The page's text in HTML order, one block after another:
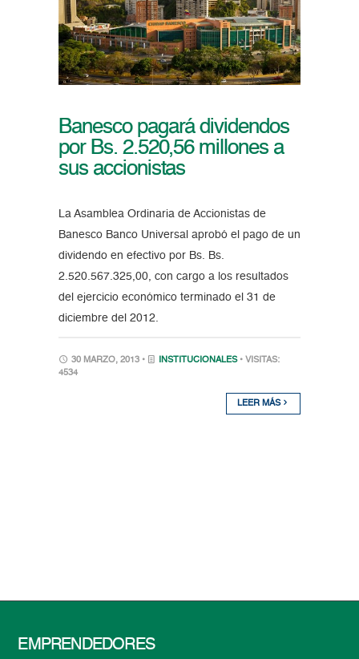
Banesco pagará dividendos
por Bs. 2.520,56 millones a
sus accionistas
La Asamblea Ordinaria de Accionistas de
Banesco Banco Universal aprobó el pago de un
dividendo en efectivo por Bs. Bs.
2.520.567.325,00, con cargo a los resultados
del ejercicio económico terminado el 31 de
diciembre del 2012.
30 MARZO, 2013 • INSTITUCIONALES • VISITAS:
4534
LEER MÁS
EMPRENDEDORES